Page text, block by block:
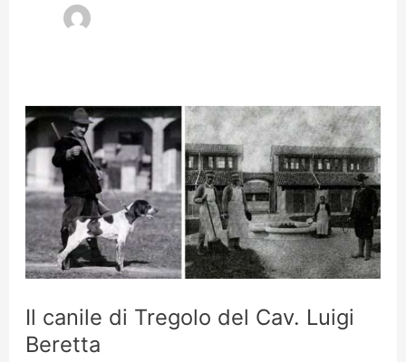
Il canile di Tregolo del Cav. Luigi
Beretta